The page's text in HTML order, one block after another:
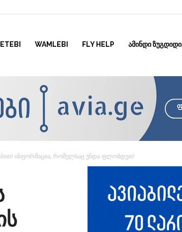
WAMLEBI FLY HELP ᲐᲛᲘᲜᲓᲘ ᲖᲣᲒᲓᲘᲓᲘ
ინფორმაცია, რომელსაც უნდა ფლობდეთ!